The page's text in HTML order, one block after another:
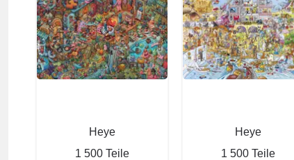
Heye
1 500 Teile
Heye
1 500 Teile